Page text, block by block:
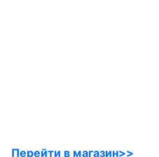
Перейти в магазин>>